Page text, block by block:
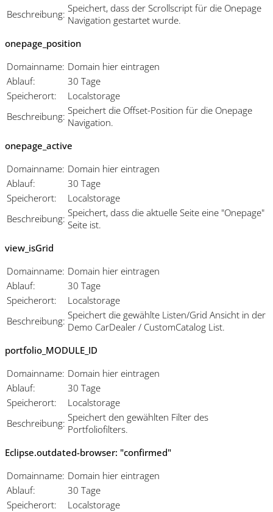
Beschreibung: Speichert, dass der Scrollscript für die Onepage
Navigation gestartet wurde.
onepage_position
Domainname: Domain hier eintragen
Ablauf:
30 Tage
Speicherort:
Localstorage
Beschreibung: Speichert die Offset-Position für die Onepage
Navigation.
onepage_active
Domainname: Domain hier eintragen
Ablauf:
30 Tage
Speicherort:
Localstorage
Beschreibung: Speichert, dass die aktuelle Seite eine "Onepage"
Seite ist.
view_isGrid
Domainname: Domain hier eintragen
Ablauf:
30 Tage
Speicherort:
Localstorage
Beschreibung: Speichert die gewählte Listen/Grid Ansicht in der
Demo CarDealer / CustomCatalog List.
portfolio_MODULE_ID
Domainname: Domain hier eintragen
Ablauf:
30 Tage
Speicherort:
Localstorage
Beschreibung: Speichert den gewählten Filter des
Portfoliofilters.
Eclipse.outdated-browser: "confirmed"
Domainname: Domain hier eintragen
Ablauf:
30 Tage
Speicherort:
Localstorage